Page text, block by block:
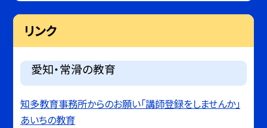
リンク
愛知・常滑の教育
知多教育事務所からのお願い「講師登録をしませんか」
あいちの教育